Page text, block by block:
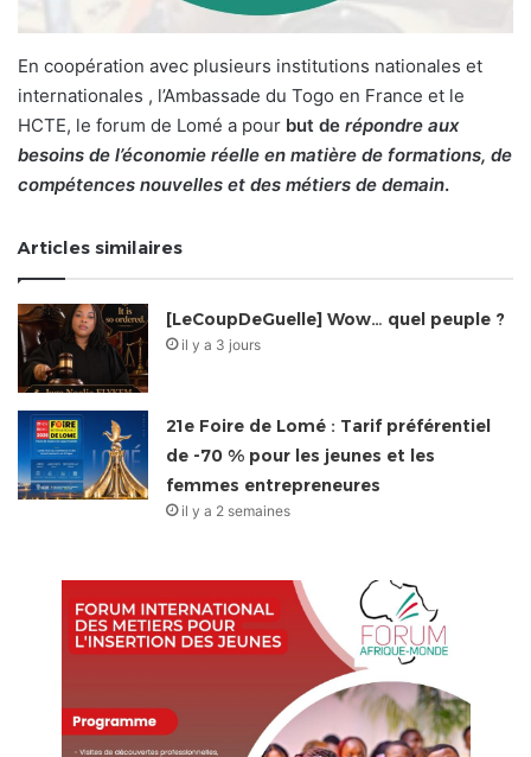
En coopération avec plusieurs institutions nationales et
internationales , l’Ambassade du Togo en France et le
HCTE, le forum de Lomé a pour but de répondre aux
besoins de l’économie réelle en matière de formations, de
compétences nouvelles et des métiers de demain.
Articles similaires
[LeCoupDeGuelle] Wow… quel peuple ?
il y a 3 jours
21e Foire de Lomé : Tarif préférentiel
de -70 % pour les jeunes et les
femmes entrepreneures
il y a 2 semaines